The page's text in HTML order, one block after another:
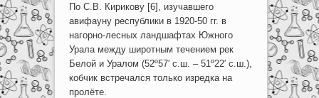
По С.В. Кирикову [6], изучавшего
авифауну республики в 1920-50 гг. в
нагорно-лесных ландшафтах Южного
Урала между широтным течением рек
Белой и Уралом (52º57′ с.ш. – 51º22′ с.ш.),
кобчик встречался только изредка на
пролёте.